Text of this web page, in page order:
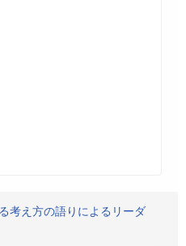
考え方の語りによるリーダ